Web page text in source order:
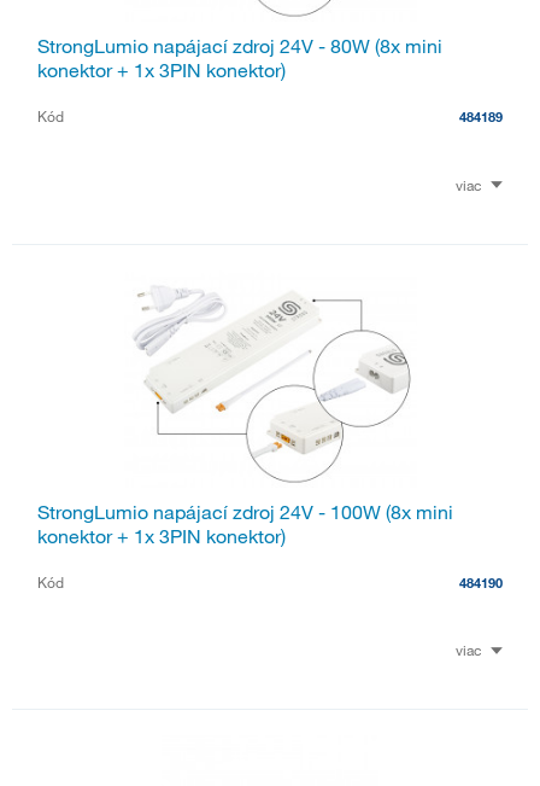
StrongLumio napájací zdroj 24V - 80W (8x mini
konektor + 1x 3PIN konektor)
Kód 484189
viac
StrongLumio napájací zdroj 24V - 100W (8x mini
konektor + 1x 3PIN konektor)
Kód 484190
viac